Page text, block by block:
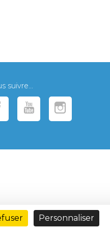
suivre...
Personnaliser